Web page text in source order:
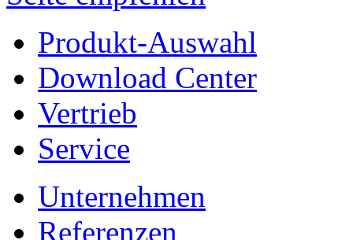
Produkt-Auswahl
Download Center
Vertrieb
Service
Unternehmen
Referenzen